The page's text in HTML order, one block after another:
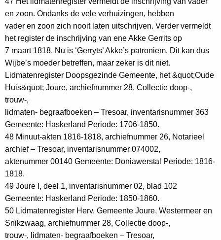
en zoon. Ondanks de vele verhuizingen, hebben
vader en zoon zich nooit laten uitschrijven. Verder vermeldt
het register de inschrijving van ene Akke Gerrits op
7 maart 1818. Nu is ‘Gerryts’ Akke’s patroniem. Dit kan dus
Wijbe’s moeder betreffen, maar zeker is dit niet.
Lidmatenregister Doopsgezinde Gemeente, het &quot;Oude
Huis&quot; Joure, archiefnummer 28, Collectie doop-,
trouw-,
lidmaten- begraafboeken – Tresoar, inventarisnummer 363
Gemeente: Haskerland Periode: 1706-1850.
48 Minuut-akten 1816-1818, archiefnummer 26, Notarieel
archief – Tresoar, inventarisnummer 074002,
aktenummer 00140 Gemeente: Doniawerstal Periode: 1816-
1818.
49 Joure I, deel 1, inventarisnummer 02, blad 102
Gemeente: Haskerland Periode: 1850-1860.
50 Lidmatenregister Herv. Gemeente Joure, Westermeer en
Snikzwaag, archiefnummer 28, Collectie doop-,
trouw-, lidmaten- begraafboeken – Tresoar,